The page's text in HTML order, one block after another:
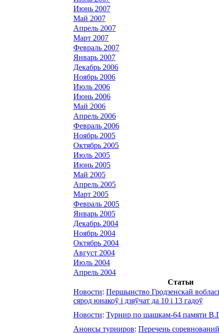
Июнь 2007
Май 2007
Апрель 2007
Март 2007
Февраль 2007
Январь 2007
Декабрь 2006
Ноябрь 2006
Июль 2006
Июнь 2006
Май 2006
Апрель 2006
Февраль 2006
Ноябрь 2005
Октябрь 2005
Июль 2005
Июнь 2005
Май 2005
Апрель 2005
Март 2005
Февраль 2005
Январь 2005
Декабрь 2004
Ноябрь 2004
Октябрь 2004
Август 2004
Июль 2004
Апрель 2004
Статьи
Новости: Першынство Гродзенскай
сярод юнакоў і дзяўчат да 10 і 13 гадоў
Новости: Турнир по шашкам-64 памяти
Анонсы турниров: Перечень